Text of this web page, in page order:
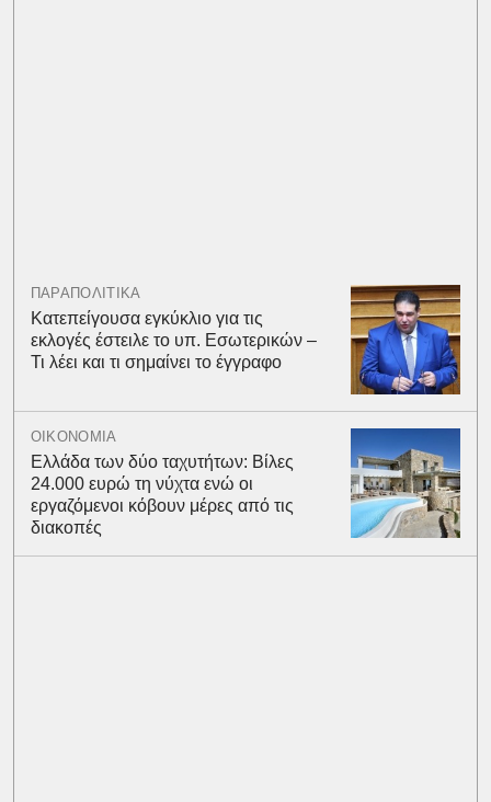
ΠΑΡΑΠΟΛΙΤΙΚΑ
Κατεπείγουσα εγκύκλιο για τις
εκλογές έστειλε το υπ. Εσωτερικών –
Τι λέει και τι σημαίνει το έγγραφο
ΟΙΚΟΝΟΜΙΑ
Ελλάδα των δύο ταχυτήτων: Βίλες
24.000 ευρώ τη νύχτα ενώ οι
εργαζόμενοι κόβουν μέρες από τις
διακοπές